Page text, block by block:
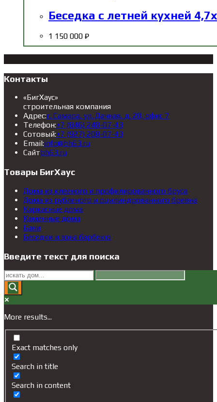
Беседка с летней кухней
1 150 000 ₽
Контакты
«БигХаус»
строительная компания
Адрес:г. Самара, ул. Дачная, д. 28, офис 7
Телефон:+7 (846) 248-07-43Откроется
в
Сотовый:+7 (927) 208-07-43Откроется
Email:info@bh63.ruОткроется
Сайтbh63.ruОткроется
новой
вкладке
Товары БигХаус
Дома из клееного и профилированного бруса
Дома из рубленого и оцилиндрованного бревна
Каркасные дома
Каменные дома
Бани
Беседки и зона барбекю
Введите текст для поиска
More results...
Exact matches only
Search in title
Search in content